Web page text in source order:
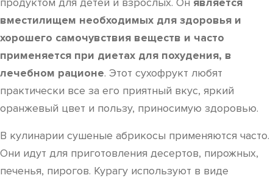
вместилищем необходимых для здоровья и
хорошего самочувствия веществ и часто
применяется при диетах для похудения, в
лечебном рационе. Этот сухофрукт любят
практически все за его приятный вкус, яркий
оранжевый цвет и пользу, приносимую здоровью.
В кулинарии сушеные абрикосы применяются часто.
Они идут для приготовления десертов, пирожных,
печенья, пирогов. Курагу используют в виде